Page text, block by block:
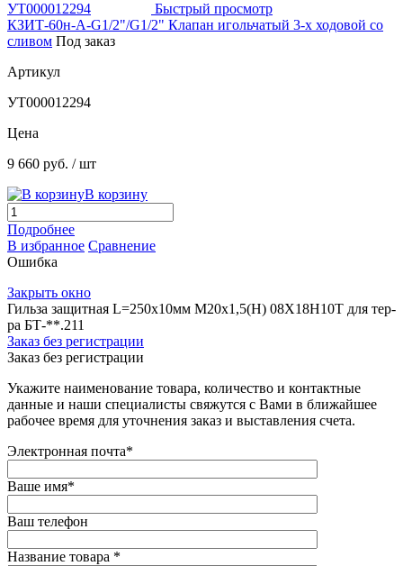
Быстрый просмотр
КЗИТ-60н-А-G1/2"/G1/2" Клапан игольчатый 3-х ходовой со
сливом Под заказ
Артикул
УТ000012294
Цена
9 660 руб. / шт
В корзину
Подробнее
В избранное Сравнение
Ошибка
Закрыть окно
Гильза защитная L=250х10мм М20х1,5(Н) 08Х18Н10Т для тер-
ра БТ-**.211
Заказ без регистрации
Заказ без регистрации
Укажите наименование товара, количество и контактные
данные и наши специалисты свяжутся с Вами в ближайшее
рабочее время для уточнения заказ и выставления счета.
Электронная почта*
Ваше имя*
Ваш телефон
Название товара *